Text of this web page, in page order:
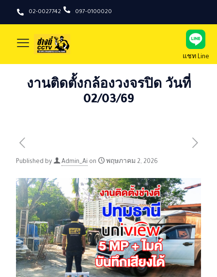
02-0027742 097-0100020
แชท Line
งานติดตั้งกล้องวงจรปิด วันที่
02/03/69
Published by Admin_Ai on พฤษภาคม 2, 2026